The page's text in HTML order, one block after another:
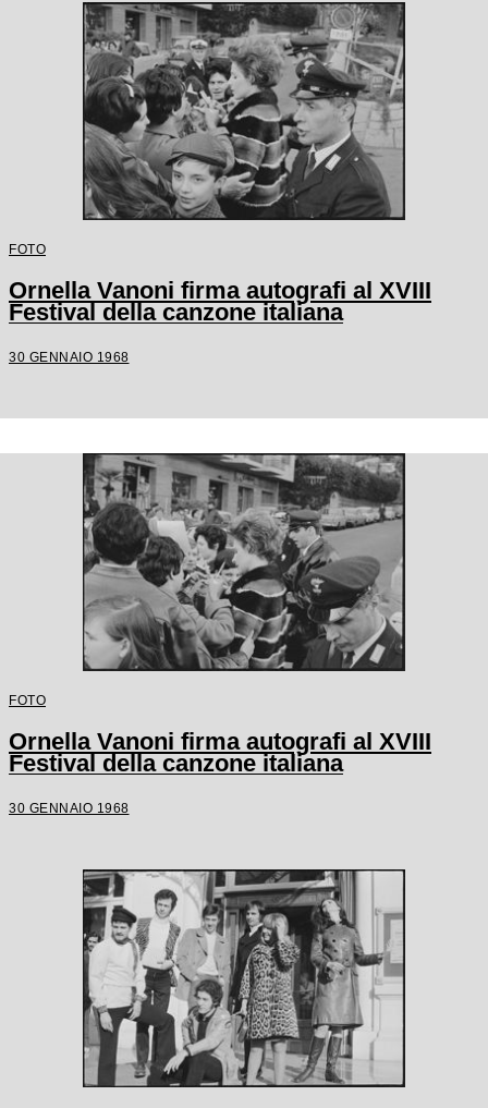
FOTO
Ornella Vanoni firma autografi al XVIII
Festival della canzone italiana
30 GENNAIO 1968
FOTO
Ornella Vanoni firma autografi al XVIII
Festival della canzone italiana
30 GENNAIO 1968